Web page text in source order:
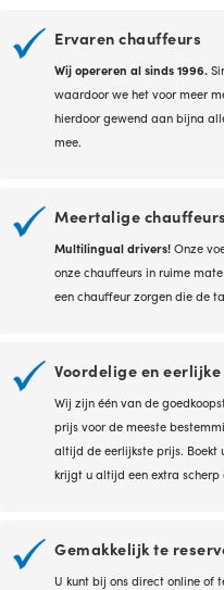
Ervaren chauffeurs
Wij opereren al sinds 1996.
waardoor we het voor meer
hierdoor gewend aan bijna
mee.
Meertalige chauffeurs
Multilingual drivers!Onze
onze chauffeurs in ruime
een chauffeur zorgen die de
Voordelige en
Wij zijn één van de
prijs voor de meeste
altijd de eerlijkste prijs. Boekt
krijgt u altijd een extra scherp
Gemakkelijk te
U kunt bij ons direct online of